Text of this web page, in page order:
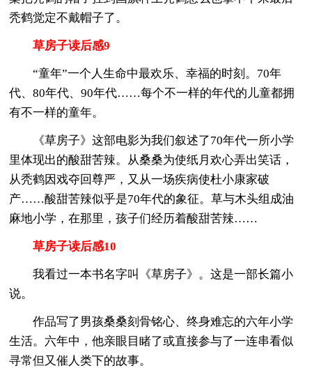
秃鹤觉定不戴帽子了。
草房子读后感9
“童年”一个人生命中最欢乐、幸福的时刻。70年
代、80年代、90年代……每个不一样的年代的儿童都拥
有不一样的童年。
《草房子》这部电影为我们叙述了70年代一所小学
里体现出的酸甜苦辣。从桑桑为使纸月欢心弄出笑话，
从秃鹤因戏夺回尊严，又从一场疾病使杜小康家破
产……酸甜苦辣似乎是70年代的象征。草与木头组成油
麻地小学，在那里，孩子们经历着酸甜苦辣……
草房子读后感10
我看过一本书名字叫《草房子》。这是一部长篇小
说。
作品写了男孩桑桑刻骨铭心、终身难忘的六年小学
生活。六年中，他亲眼目睹了或直接参与了一连串看似
寻常但又催人类下的故事。